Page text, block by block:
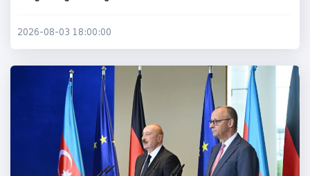
2026-08-03 18:00:00